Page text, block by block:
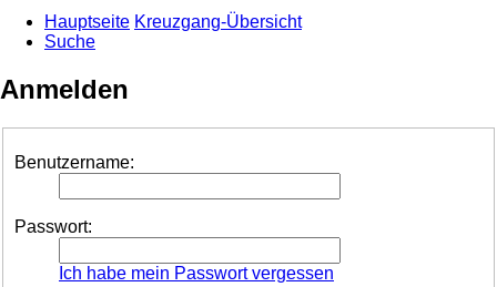
Hauptseite Kreuzgang-Übersicht
Suche
Anmelden
Benutzername:
Passwort:
Ich habe mein Passwort vergessen